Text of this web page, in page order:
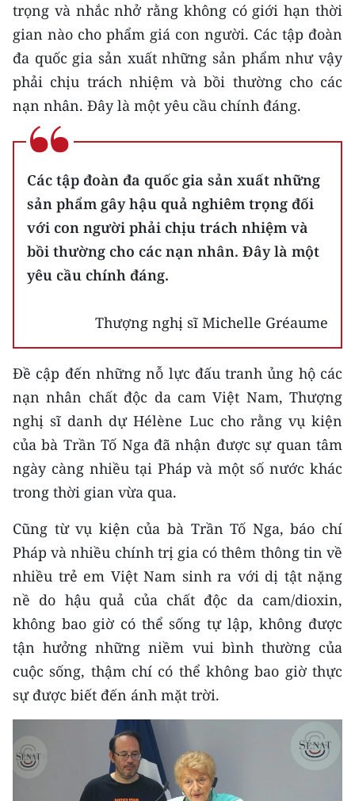
trọng và nhắc nhở rằng không có giới hạn thời
gian nào cho phẩm giá con người. Các tập đoàn
đa quốc gia sản xuất những sản phẩm như vậy
phải chịu trách nhiệm và bồi thường cho các
nạn nhân. Đây là một yêu cầu chính đáng.
Các tập đoàn đa quốc gia sản xuất những
sản phẩm gây hậu quả nghiêm trọng đối
với con người phải chịu trách nhiệm và
bồi thường cho các nạn nhân. Đây là một
yêu cầu chính đáng.
Thượng nghị sĩ Michelle Gréaume
Đề cập đến những nỗ lực đấu tranh ủng hộ các
nạn nhân chất độc da cam Việt Nam, Thượng
nghị sĩ danh dự Hélène Luc cho rằng vụ kiện
của bà Trần Tố Nga đã nhận được sự quan tâm
ngày càng nhiều tại Pháp và một số nước khác
trong thời gian vừa qua.
Cũng từ vụ kiện của bà Trần Tố Nga, báo chí
Pháp và nhiều chính trị gia có thêm thông tin về
nhiều trẻ em Việt Nam sinh ra với dị tật nặng
nề do hậu quả của chất độc da cam/dioxin,
không bao giờ có thể sống tự lập, không được
tận hưởng những niềm vui bình thường của
cuộc sống, thậm chí có thể không bao giờ thực
sự được biết đến ánh mặt trời.